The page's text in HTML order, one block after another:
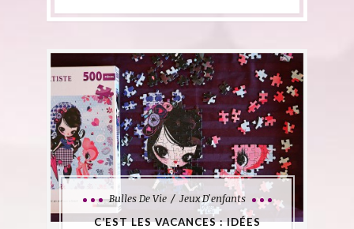
Bulles De Vie Jeux D'enfants
C’EST LES VACANCES : IDÉES